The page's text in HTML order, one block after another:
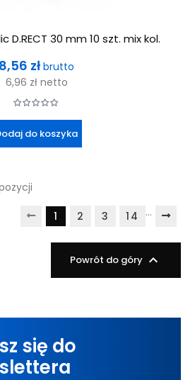
D.RECT 30 mm 10 szt. mix kol.
Cena
8,56 zł brutto
6,96 zł netto
do koszyka
1 2 3 …
14
Powrót do góry 
się do